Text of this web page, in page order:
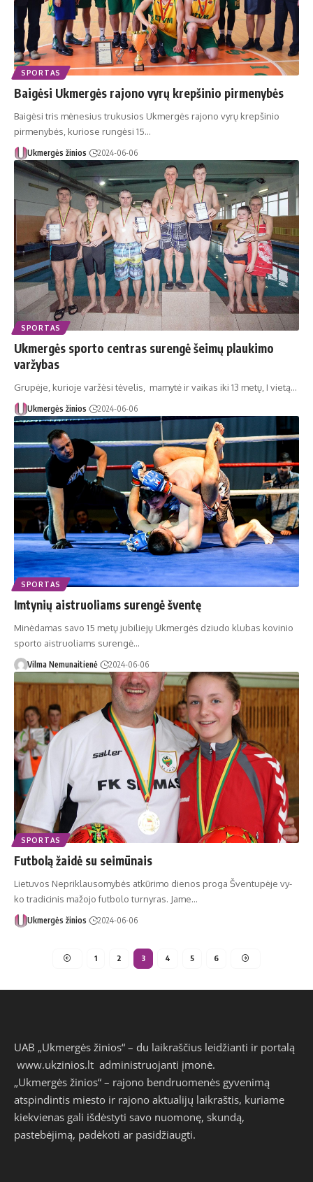
SPORTAS
Baigėsi Ukmergės rajono vyrų krepšinio pirmenybės
Baigėsi tris mėnesius trukusios Ukmergės rajono vyrų krepšinio
pirmenybės, kuriose rungėsi 15…
Ukmergės žinios 2024-06-06
SPORTAS
Ukmergės sporto centras surengė šeimų plaukimo
varžybas
Grupėje, kurioje varžėsi tėvelis, mamytė ir vaikas iki 13 metų, I vietą…
Ukmergės žinios 2024-06-06
SPORTAS
Imtynių aistruoliams surengė šventę
Minėdamas savo 15 metų jubiliejų Ukmergės dziudo klubas kovinio
sporto aistruoliams surengė…
Vilma Nemunaitienė 2024-06-06
SPORTAS
Futbolą žaidė su seimūnais
Lie­tu­vos Ne­pri­klau­so­my­bės at­kū­ri­mo die­nos pro­ga Šven­tu­pė­je vy­
ko tra­di­ci­nis ma­žo­jo fut­bo­lo tur­ny­ras. Ja­me…
Ukmergės žinios 2024-06-06
1 2 3 4 5 6
UAB „Ukmergės žinios“ – du laikraščius leidžianti ir portalą
www.ukzinios.lt administruojanti įmonė.
„Ukmergės žinios“ – rajono bendruomenės gyvenimą
atspindintis miesto ir rajono aktualijų laikraštis, kuriame
kiekvienas gali išdėstyti savo nuomonę, skundą,
pastebėjimą, padėkoti ar pasidžiaugti.